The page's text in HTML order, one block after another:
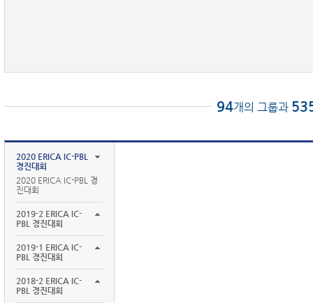
94개의 그룹과
2020 ERICA IC-PBL
경진대회
2020 ERICA IC-PBL 경
진대회
2019-2 ERICA IC-
PBL 경진대회
2019-1 ERICA IC-
PBL 경진대회
2018-2 ERICA IC-
PBL 경진대회